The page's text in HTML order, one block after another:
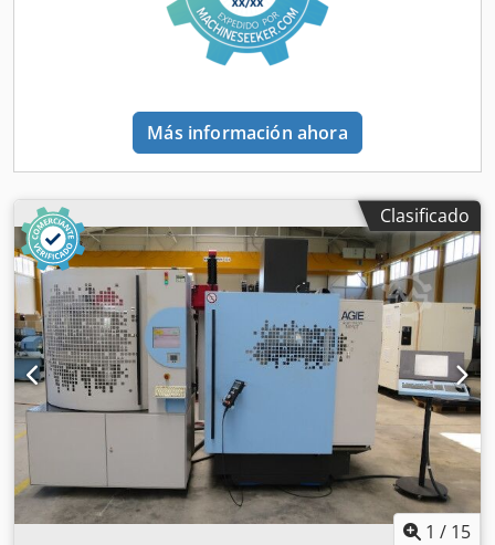
Más información ahora
Clasificado
1 / 15